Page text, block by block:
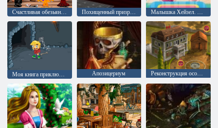
Счастливая обезьянка: уровень 1002 Похищенный призраками Малышка Хейзел. Развлечение на День благодарения
Апозицериум Реконструкция особняка